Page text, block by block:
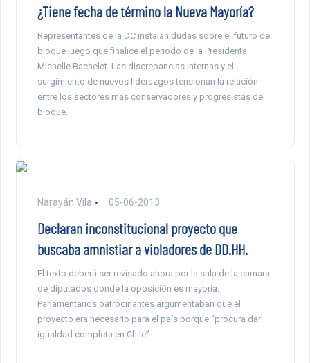
¿Tiene fecha de término la Nueva Mayoría?
Representantes de la DC instalan dudas sobre el futuro del
bloque luego que finalice el periodo de la Presidenta
Michelle Bachelet. Las discrepancias internas y el
surgimiento de nuevos liderazgos tensionan la relación
entre los sectores más conservadores y progresistas del
bloque.
Narayán Vila 05-06-2013
Declaran inconstitucional proyecto que
buscaba amnistiar a violadores de DD.HH.
El texto deberá ser revisado ahora por la sala de la camara
de diputados donde la oposición es mayoría.
Parlamentarios patrocinantes argumentaban que el
proyecto era necesario para el país porque “procura dar
igualdad completa en Chile”